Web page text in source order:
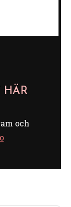
HÄR
och